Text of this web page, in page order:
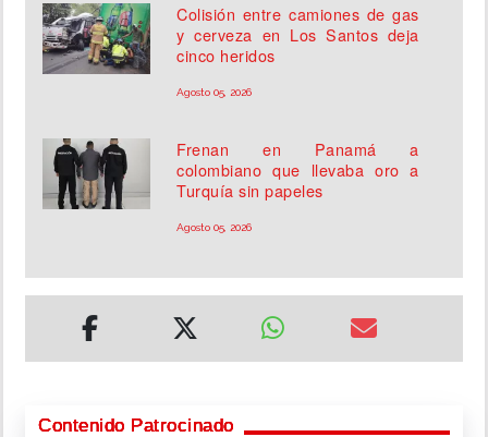
Colisión entre camiones de gas
y cerveza en Los Santos deja
cinco heridos
Agosto 05, 2026
Frenan en Panamá a
colombiano que llevaba oro a
Turquía sin papeles
Agosto 05, 2026
Contenido Patrocinado